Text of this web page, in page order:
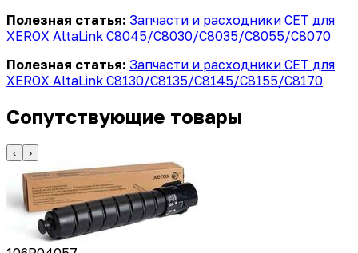
Полезная статья: Запчасти и расходники CET для
XEROX AltaLink C8045/C8030/C8035/C8055/C8070
Полезная статья: Запчасти и расходники CET для
XEROX AltaLink C8130/C8135/C8145/C8155/C8170
Сопутствующие товары
‹ ›